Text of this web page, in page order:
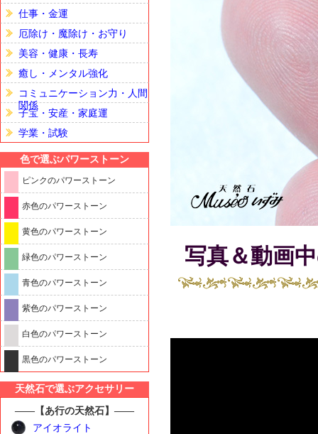
仕事・金運
厄除け・魔除け・お守り
美容・健康・長寿
癒し・メンタル強化
コミュニケーション力・人間
関係
子宝・安産・家庭運
学業・試験
色で選ぶパワーストーン
ピンクのパワーストーン
赤色のパワーストーン
黄色のパワーストーン
緑色のパワーストーン
青色のパワーストーン
紫色のパワーストーン
白色のパワーストーン
黒色のパワーストーン
天然石で選ぶアクセサリー
――【あ行の天然石】――
アイオライト
写真＆動画